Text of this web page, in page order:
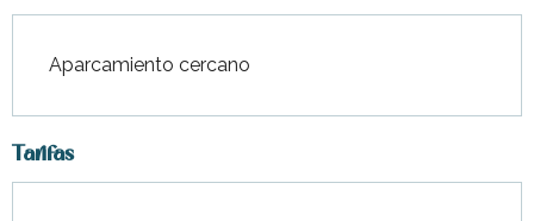
Aparcamiento cercano
Tarifas